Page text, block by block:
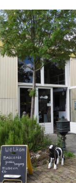
compleet